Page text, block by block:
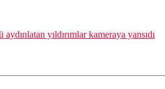
yıldırımlar kameraya yansıdı